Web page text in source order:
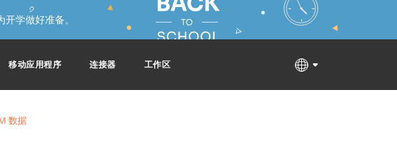
学做好准备。
移动应用程序 连接器 工作区
数据